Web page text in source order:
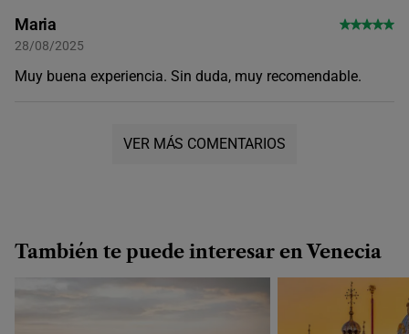
Maria
28/08/2025
Muy buena experiencia. Sin duda, muy recomendable.
VER MÁS COMENTARIOS
También te puede interesar en Venecia